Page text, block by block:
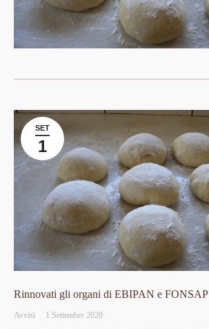
SET
1
Rinnovati gli organi di EBIPAN e FONSAP
Avvisi 1 Settembre 2020